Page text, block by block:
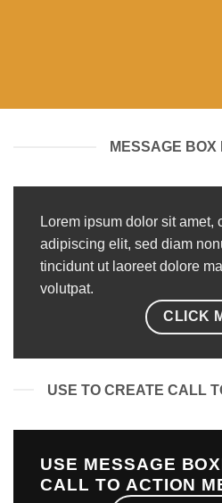
MESSAGE BOX
Lorem ipsum dolor sit amet,
adipiscing elit, sed diam
tincidunt ut laoreet dolore
volutpat.
CLICK
USE TO CREATE CALL
USE MESSAGE
CALL TO ACTION